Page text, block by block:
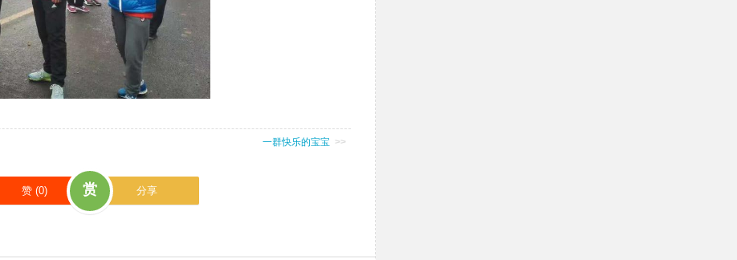
一群快乐的宝宝 >>
赞 (0) 赏 分享